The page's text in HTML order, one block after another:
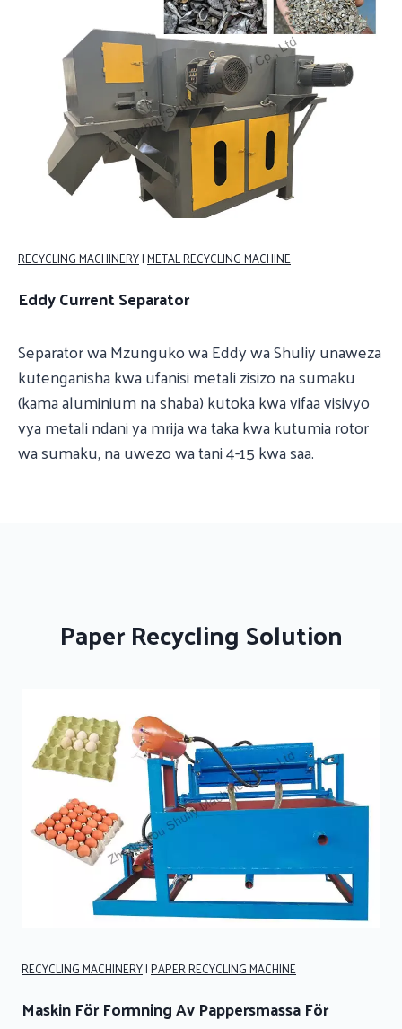
RECYCLING MACHINERY|METAL RECYCLING MACHINE
Eddy Current Separator
Separator wa Mzunguko wa Eddy wa Shuliy unaweza
kutenganisha kwa ufanisi metali zisizo na sumaku
(kama aluminium na shaba) kutoka kwa vifaa visivyo
vya metali ndani ya mrija wa taka kwa kutumia rotor
wa sumaku, na uwezo wa tani 4-15 kwa saa.
Paper Recycling Solution
RECYCLING MACHINERY|PAPER RECYCLING MACHINE
Maskin För Formning Av Pappersmassa För